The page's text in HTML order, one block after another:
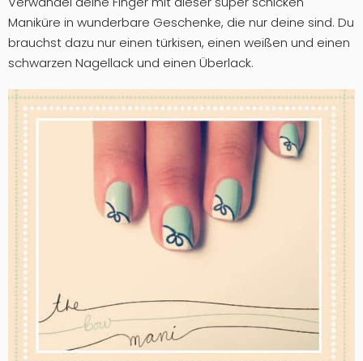
Maniküre in wunderbare Geschenke, die nur deine sind. Du
brauchst dazu nur einen türkisen, einen weißen und einen
schwarzen Nagellack und einen Überlack.